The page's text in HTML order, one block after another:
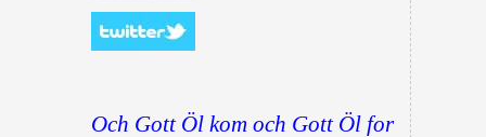
Och Gott Öl kom och Gott Öl for